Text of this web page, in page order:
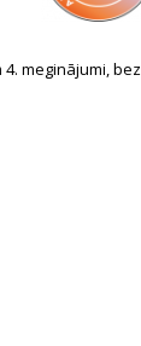
meginājumi, bez